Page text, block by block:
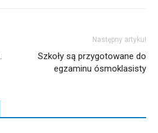
Następny artykuł
Szkoły są przygotowane do
egzaminu ósmoklasisty